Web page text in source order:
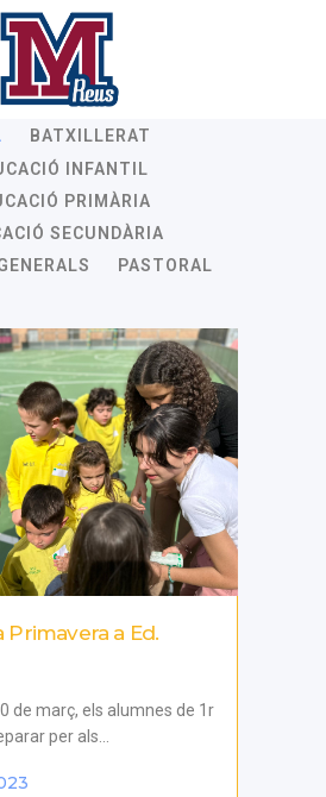
BATXILLERAT
INFANTIL
PRIMÀRIA
SECUNDÀRIA
PASTORAL
Primavera a Ed.
de març, els alumnes de 1r
per als...